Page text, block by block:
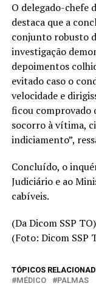
O delegado-chefe
destaca que a
conjunto robusto
investigação
depoimentos
evitado caso o
velocidade e
ficou comprovado
socorro à vítima,
indiciamento”,
Concluído, o
Judiciário e ao
cabíveis.
(Da Dicom SSP TO)
(Foto: Dicom SSP
TÓPICOS
MÉDICO
PALMAS